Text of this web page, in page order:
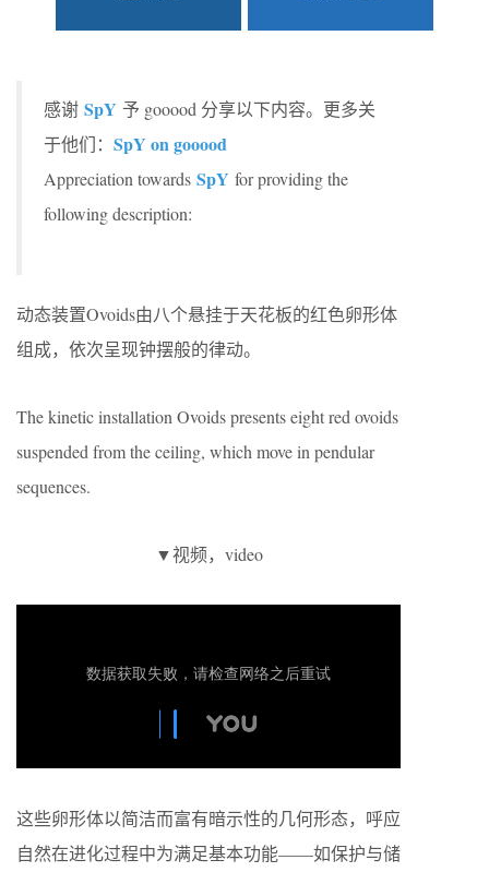
感谢 SpY 予 gooood 分享以下内容。更多关
于他们： SpY on gooood
Appreciation towards SpY for providing the
following description:
动态装置Ovoids由八个悬挂于天花板的红色卵形体
组成，依次呈现钟摆般的律动。
The kinetic installation Ovoids presents eight red ovoids
suspended from the ceiling, which move in pendular
sequences.
▼视频，video
这些卵形体以简洁而富有暗示性的几何形态，呼应
自然在进化过程中为满足基本功能——如保护与储